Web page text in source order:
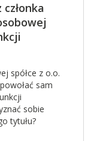
członka
spółce z o.o.
sam
sobie
tytułu?